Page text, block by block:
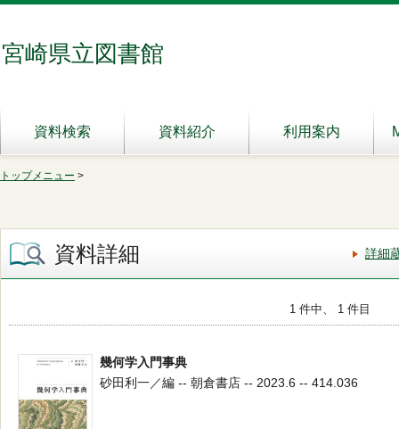
宮崎県立図書館
資料検索 資料紹介 利用案内
トップメニュー >
資料詳細 詳細
1 件中、 1 件目
幾何学入門事典
砂田利一／編 -- 朝倉書店 -- 2023.6 -- 414.036